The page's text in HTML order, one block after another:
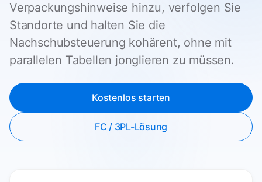
Verpackungshinweise hinzu, verfolgen Sie
Standorte und halten Sie die
Nachschubsteuerung kohärent, ohne mit
parallelen Tabellen jonglieren zu müssen.
Kostenlos starten
FC / 3PL-Lösung